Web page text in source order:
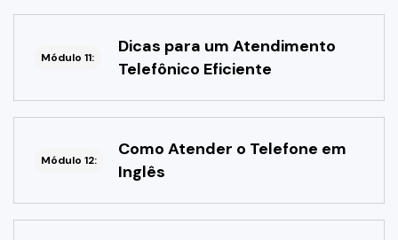
Módulo 11:
Dicas para um Atendimento
Telefônico Eficiente
Módulo 12:
Como Atender o Telefone em
Inglês